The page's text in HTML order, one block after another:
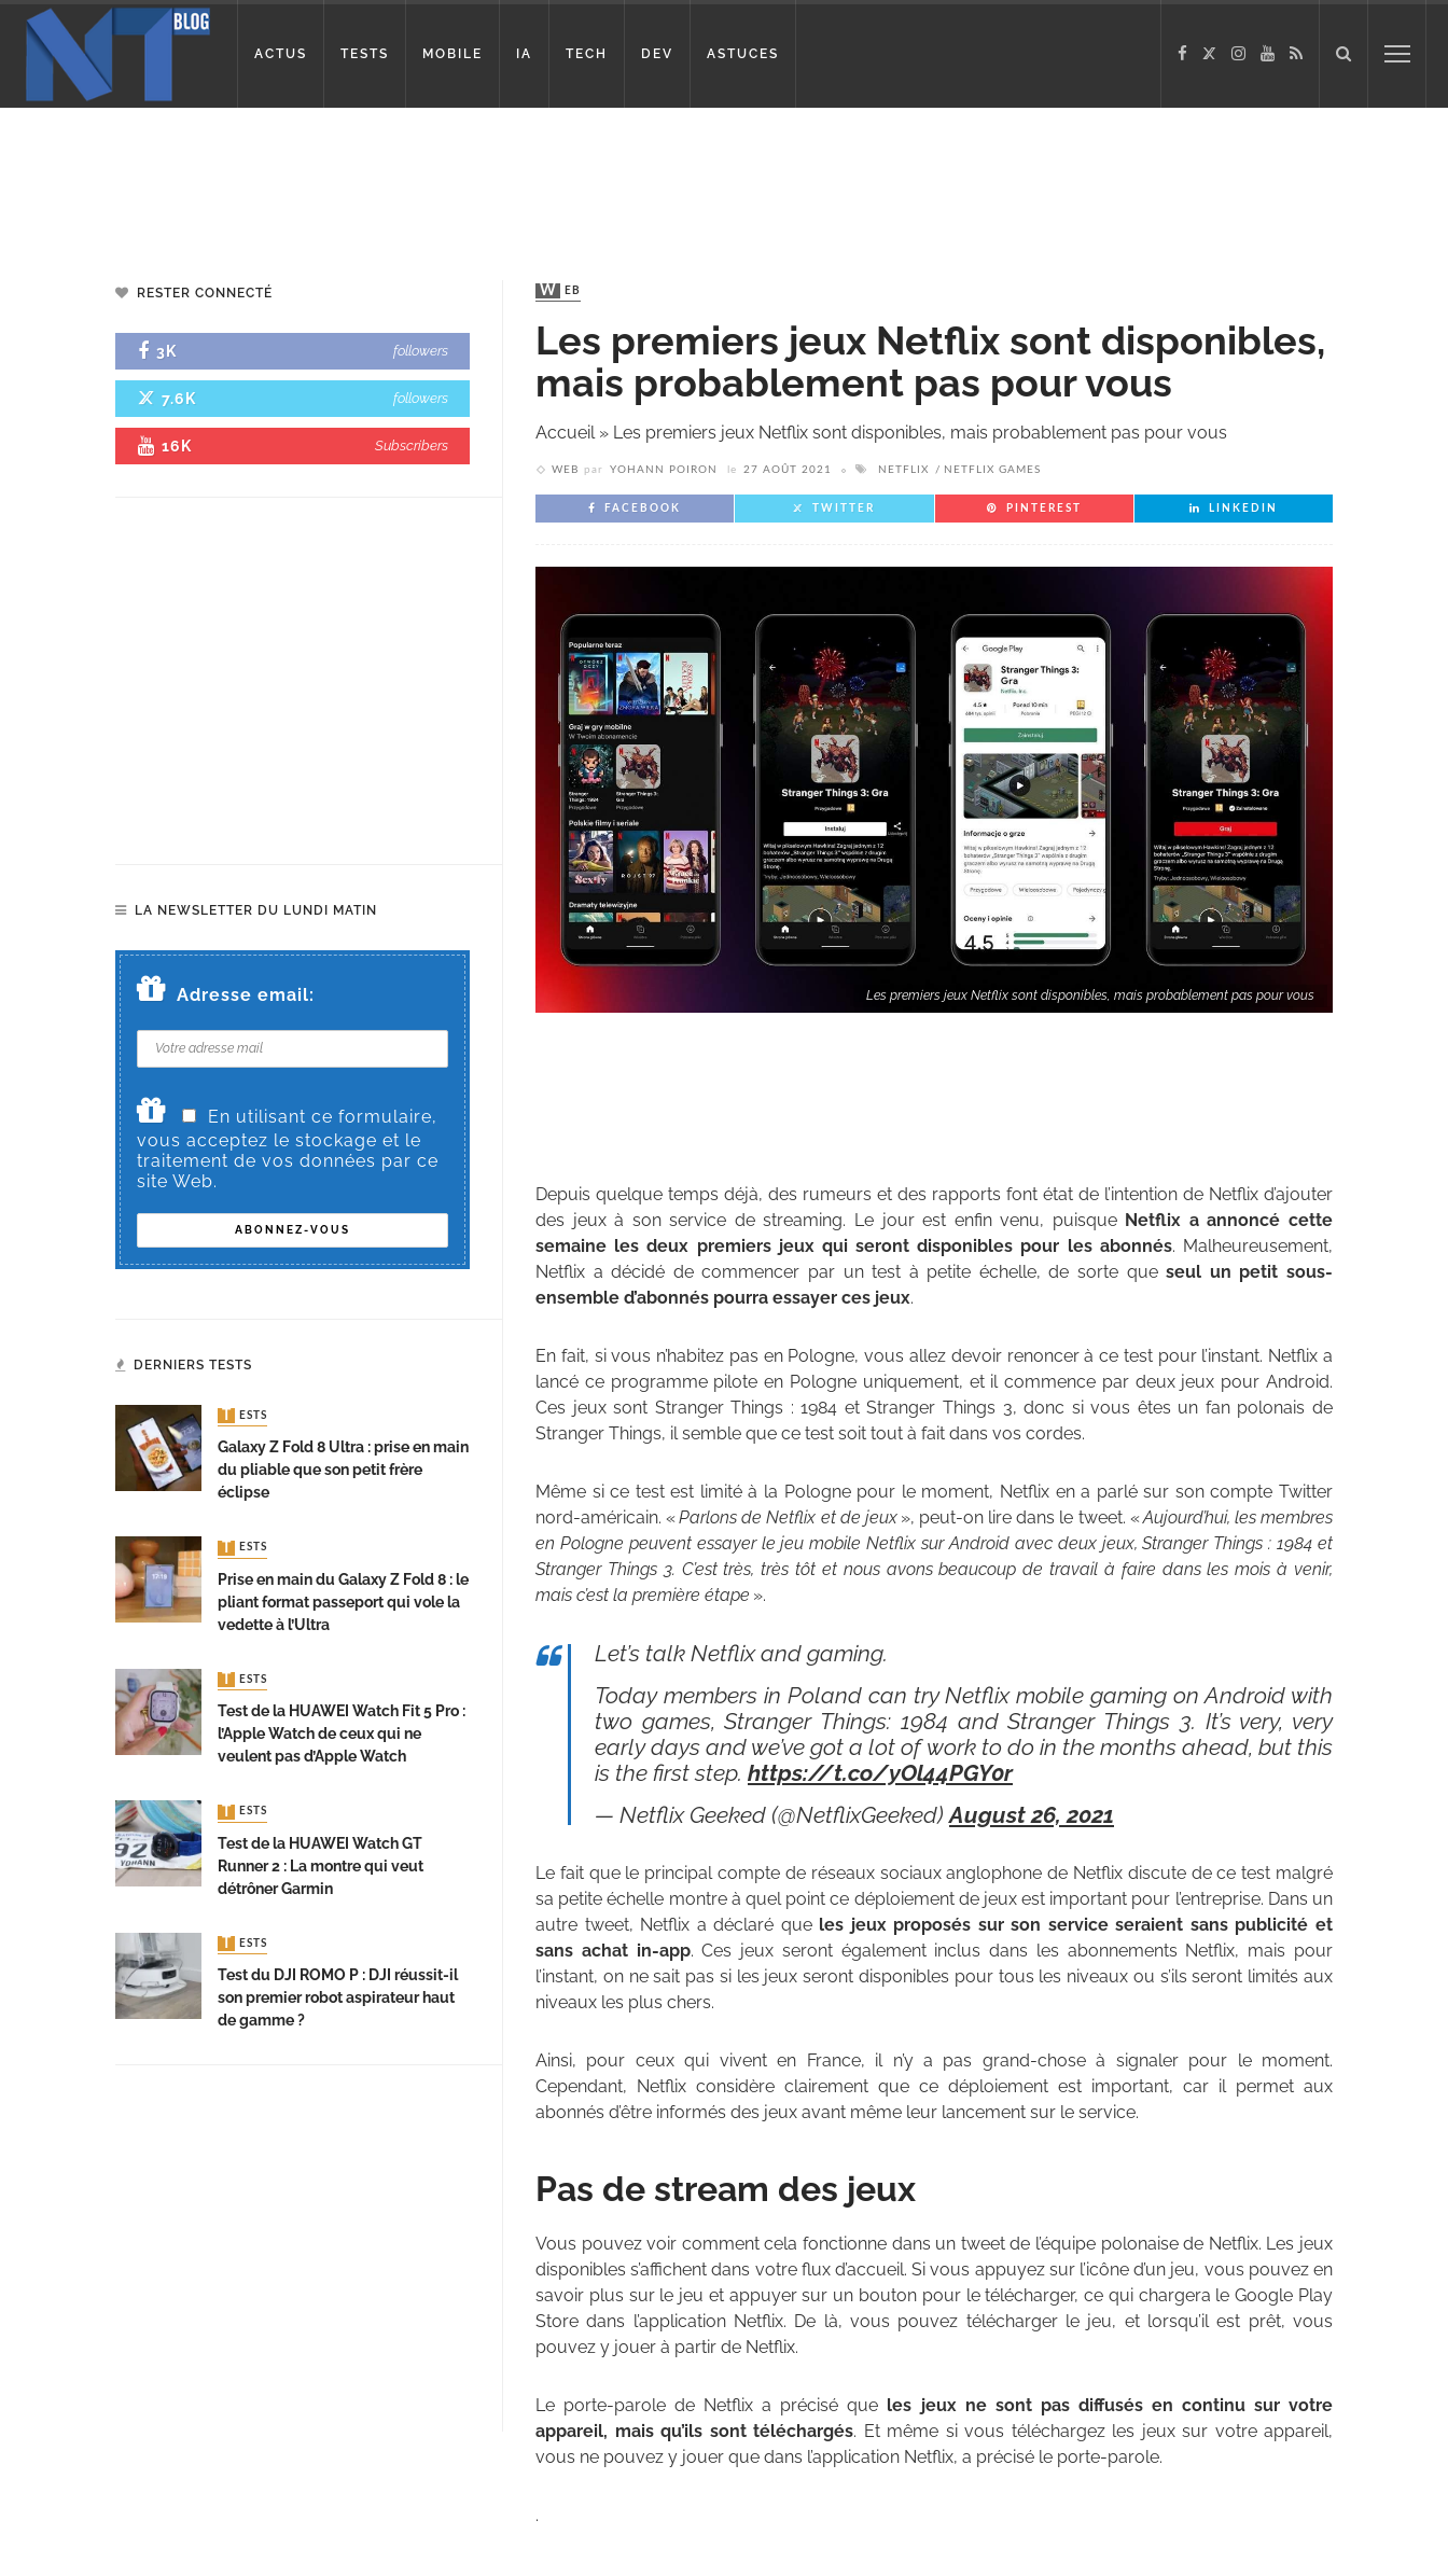
ACTUS TESTS MOBILE IA TECH DEV ASTUCES
WEB
Les premiers jeux Netflix sont disponibles,
mais probablement pas pour vous
Accueil» Les premiers jeux Netflix sont disponibles, mais probablement pas pour vous
WEB par YOHANN POIRON le 27 AOÛT 2021 NETFLIX NETFLIX GAMES
FACEBOOK TWITTER PINTEREST LINKEDIN
Les premiers jeux Netflix sont disponibles, mais probablement pas pour vous
Depuis quelque temps déjà, des rumeurs et des rapports font état de l’intention de Netflix d’ajouter
des jeux à son service de streaming. Le jour est enfin venu, puisque Netflix a annoncé cette
semaine les deux premiers jeux qui seront disponibles pour les abonnés. Malheureusement,
Netflix a décidé de commencer par un test à petite échelle, de sorte queseul un petit sous-
ensemble d’abonnés pourra essayer ces jeux.
En fait, si vous n’habitez pas en Pologne, vous allez devoir renoncer à ce test pour l’instant. Netflix a
lancé ce programme pilote en Pologne uniquement, et il commence par deux jeux pour Android.
Ces jeux sont Stranger Things : 1984 et Stranger Things 3, donc si vous êtes un fan polonais de
Stranger Things, il semble que ce test soit tout à fait dans vos cordes.
Même si ce test est limité à la Pologne pour le moment, Netflix en a parlé sur son compte Twitter
nord-américain. «Parlons de Netflix et de jeux», peut-on lire dans le tweet. «Aujourd’hui, les membres
en Pologne peuvent essayer le jeu mobile Netflix sur Android avec deux jeux, Stranger Things : 1984 et
Stranger Things 3. C’est très, très tôt et nous avons beaucoup de travail à faire dans les mois à venir,
mais c’est la première étape ».
Let’s talk Netflix and gaming.
Today members in Poland can try Netflix mobile gaming on Android with
two games, Stranger Things: 1984 and Stranger Things 3. It’s very, very
early days and we’ve got a lot of work to do in the months ahead, but this
is the first step. https://t.co/yOl44PGY0r
— Netflix Geeked (@NetflixGeeked)August 26, 2021
Le fait que le principal compte de réseaux sociaux anglophone de Netflix discute de ce test malgré
sa petite échelle montre à quel point ce déploiement de jeux est important pour l’entreprise. Dans un
autre tweet, Netflix a déclaré que les jeux proposés sur son service seraient sans publicité et
sans achat in-app. Ces jeux seront également inclus dans les abonnements Netflix, mais pour
l’instant, on ne sait pas si les jeux seront disponibles pour tous les niveaux ou s’ils seront limités aux
niveaux les plus chers.
Ainsi, pour ceux qui vivent en France, il n’y a pas grand-chose à signaler pour le moment.
Cependant, Netflix considère clairement que ce déploiement est important, car il permet aux
abonnés d’être informés des jeux avant même leur lancement sur le service.
Pas de stream des jeux
Vous pouvez voir comment cela fonctionne dans un tweet de l’équipe polonaise de Netflix. Les jeux
disponibles s’affichent dans votre flux d’accueil. Si vous appuyez sur l’icône d’un jeu, vous pouvez en
savoir plus sur le jeu et appuyer sur un bouton pour le télécharger, ce qui chargera le Google Play
Store dans l’application Netflix. De là, vous pouvez télécharger le jeu, et lorsqu’il est prêt, vous
pouvez y jouer à partir de Netflix.
Le porte-parole de Netflix a précisé que les jeux ne sont pas diffusés en continu sur votre
appareil, mais qu’ils sont téléchargés. Et même si vous téléchargez les jeux sur votre appareil,
vous ne pouvez y jouer que dans l’application Netflix, a précisé le porte-parole.
.
RESTER CONNECTÉ
3K followers
7.6K followers
16K Subscribers
LA NEWSLETTER DU LUNDI MATIN
Adresse email:
En utilisant ce formulaire,
vous acceptez le stockage et le
traitement de vos données par ce
site Web.
DERNIERS TESTS
TESTS
Galaxy Z Fold 8 Ultra : prise en main
du pliable que son petit frère
éclipse
TESTS
Prise en main du Galaxy Z Fold 8 : le
pliant format passeport qui vole la
vedette à l’Ultra
TESTS
Test de la HUAWEI Watch Fit 5 Pro :
l’Apple Watch de ceux qui ne
veulent pas d’Apple Watch
TESTS
Test de la HUAWEI Watch GT
Runner 2 : La montre qui veut
détrôner Garmin
TESTS
Test du DJI ROMO P : DJI réussit-il
son premier robot aspirateur haut
de gamme ?